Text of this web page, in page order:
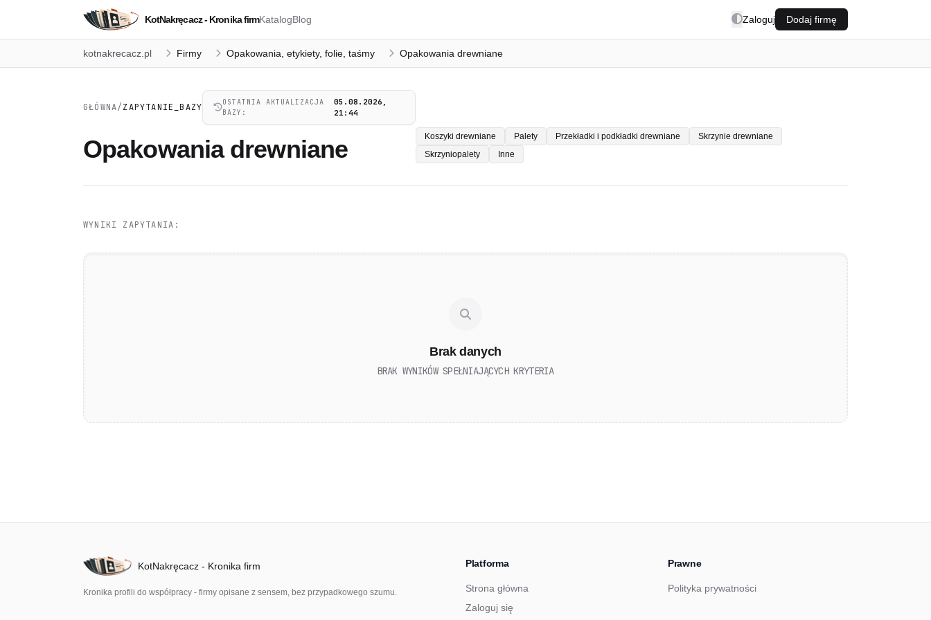
KotNakręcacz - Kronika firmKatalogBlog Zaloguj Dodaj firmę
kotnakrecacz.pl Firmy Opakowania, etykiety, folie, taśmy Opakowania drewniane
GŁÓWNA/ZAPYTANIE_BAZY
OSTATNIA AKTUALIZACJA
BAZY:
05.08.2026,
21:44
Opakowania drewniane Koszyki drewniane Palety Przekładki i podkładki drewniane
Skrzynie drewniane
Skrzyniopalety
Inne
WYNIKI ZAPYTANIA:
Brak danych
BRAK WYNIKÓW SPEŁNIAJĄCYCH KRYTERIA
KotNakręcacz - Kronika firm
Kronika profili do współpracy - firmy opisane z sensem, bez przypadkowego szumu.
Platforma
Strona główna
Zaloguj się
Prawne
Polityka prywatności